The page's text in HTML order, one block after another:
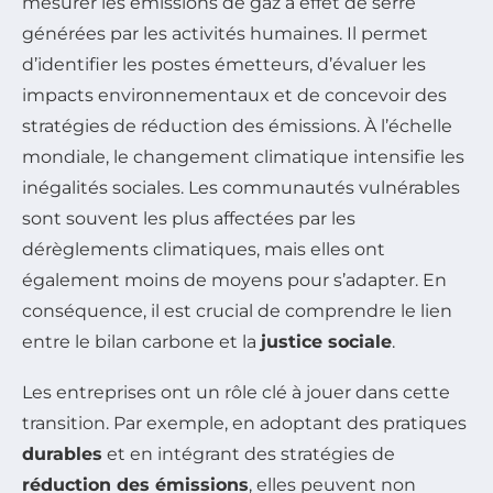
générées par les activités humaines. Il permet
d’identifier les postes émetteurs, d’évaluer les
impacts environnementaux et de concevoir des
stratégies de réduction des émissions. À l’échelle
mondiale, le changement climatique intensifie les
inégalités sociales. Les communautés vulnérables
sont souvent les plus affectées par les
dérèglements climatiques, mais elles ont
également moins de moyens pour s’adapter. En
conséquence, il est crucial de comprendre le lien
entre le bilan carbone et la justice sociale.
Les entreprises ont un rôle clé à jouer dans cette
transition. Par exemple, en adoptant des pratiques
durables et en intégrant des stratégies de
réduction des émissions, elles peuvent non